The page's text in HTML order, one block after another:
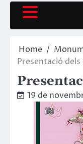
Home
Presentació dels
19 de